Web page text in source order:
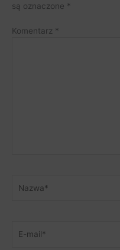
są oznaczone *
Komentarz *
mail*